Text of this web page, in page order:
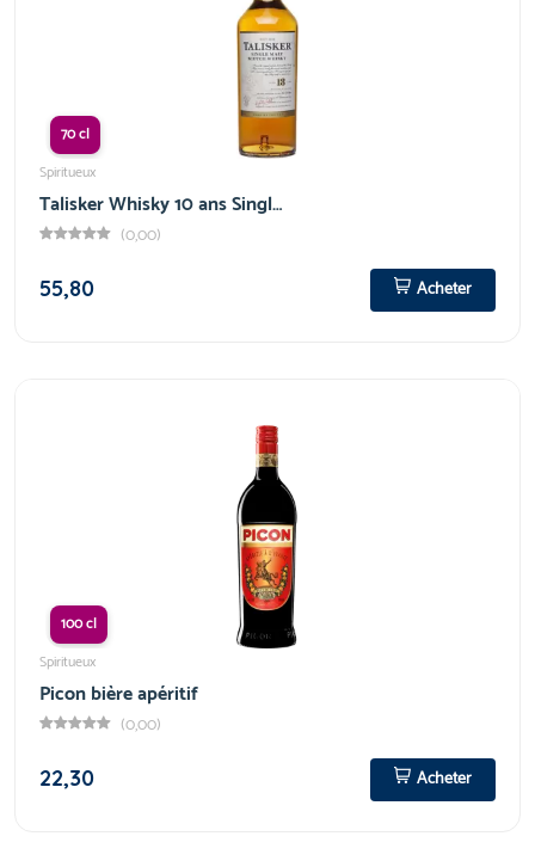
70 cl
Spiritueux
Talisker Whisky 10 ans Singl…
(0,00)
55,80
Acheter
100 cl
Spiritueux
Picon bière apéritif
(0,00)
22,30
Acheter